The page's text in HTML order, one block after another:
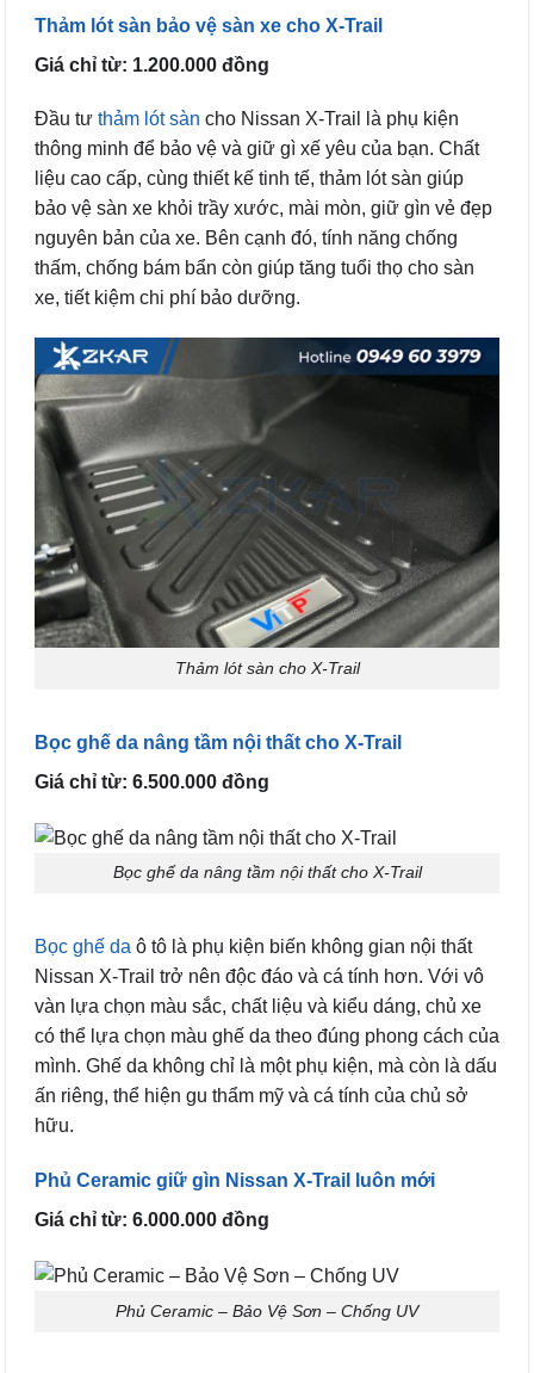
Thảm lót sàn bảo vệ sàn xe cho X-Trail
Giá chỉ từ: 1.200.000 đồng
Đầu tư thảm lót sàn cho Nissan X-Trail là phụ kiện
thông minh để bảo vệ và giữ gì xế yêu của bạn. Chất
liệu cao cấp, cùng thiết kế tinh tế, thảm lót sàn giúp
bảo vệ sàn xe khỏi trầy xước, mài mòn, giữ gìn vẻ đẹp
nguyên bản của xe. Bên cạnh đó, tính năng chống
thấm, chống bám bẩn còn giúp tăng tuổi thọ cho sàn
xe, tiết kiệm chi phí bảo dưỡng.
Thảm lót sàn cho X-Trail
Bọc ghế da nâng tầm nội thất cho X-Trail
Giá chỉ từ: 6.500.000 đồng
Bọc ghế da nâng tầm nội thất cho X-Trail
Bọc ghế da ô tô là phụ kiện biến không gian nội thất
Nissan X-Trail trở nên độc đáo và cá tính hơn. Với vô
vàn lựa chọn màu sắc, chất liệu và kiểu dáng, chủ xe
có thể lựa chọn màu ghế da theo đúng phong cách của
mình. Ghế da không chỉ là một phụ kiện, mà còn là dấu
ấn riêng, thể hiện gu thẩm mỹ và cá tính của chủ sở
hữu.
Phủ Ceramic giữ gìn Nissan X-Trail luôn mới
Giá chỉ từ: 6.000.000 đồng
Phủ Ceramic – Bảo Vệ Sơn – Chống UV